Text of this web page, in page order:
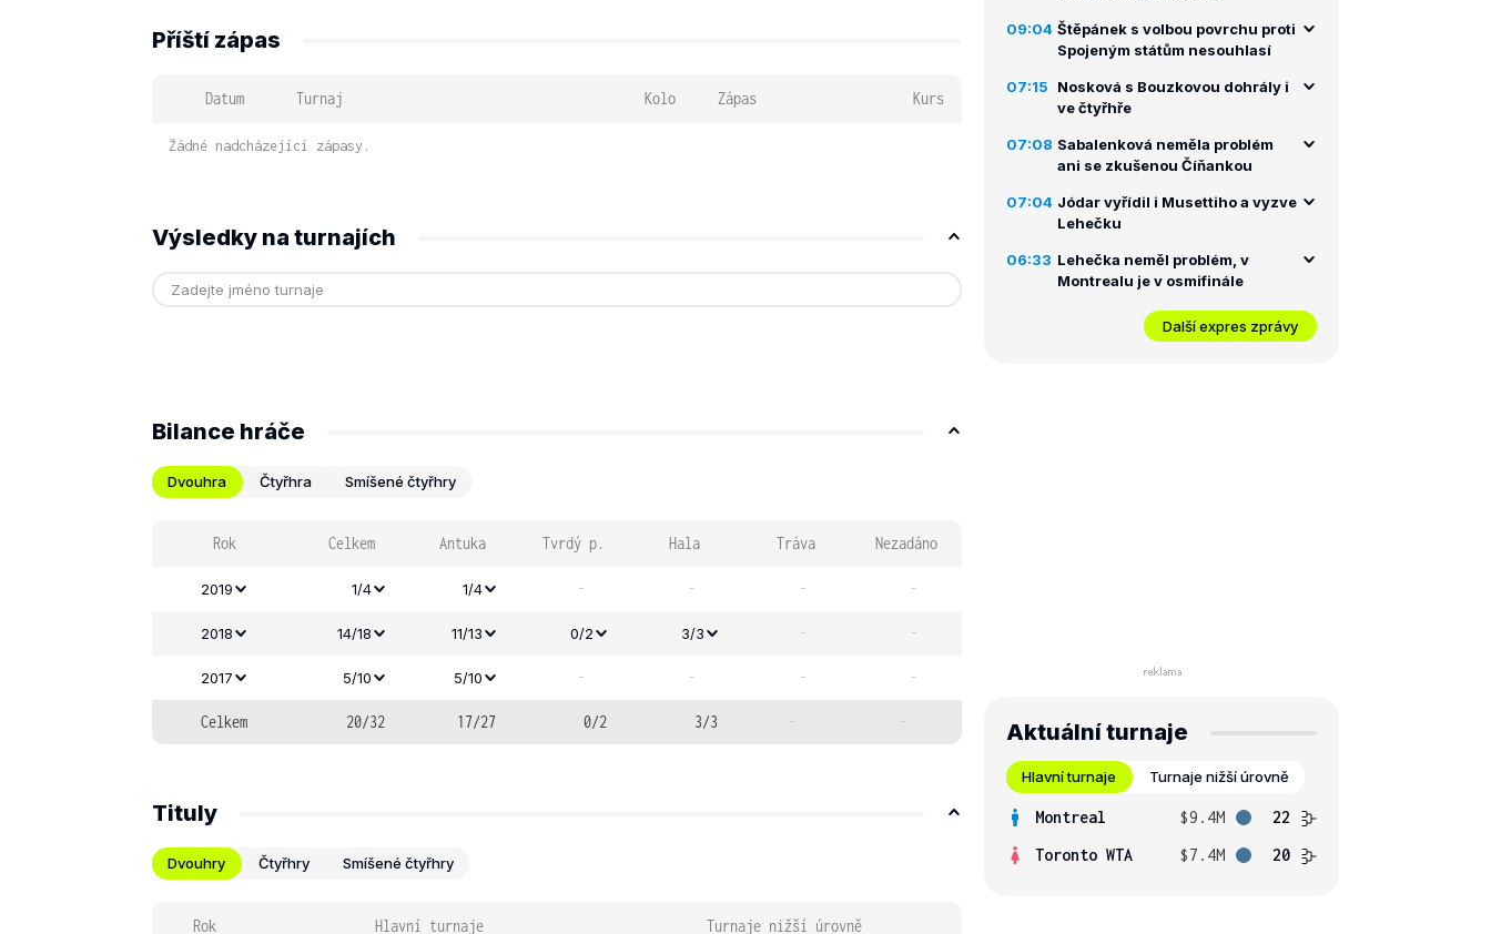
Příští zápas
Datum Turnaj Kolo Zápas Kurs
Žádné nadcházející zápasy.
Výsledky na turnajích
Bilance hráče
Dvouhra Čtyřhra Smíšené čtyřhry
Rok Celkem Antuka Tvrdý p. Hala Tráva Nezadáno
2019 1/4 1/4 - - - -
2018 14/18 11/13 0/2 3/3 - -
2017 5/10 5/10 - - - -
Celkem 20/32 17/27 0/2 3/3 - -
Tituly
Dvouhry Čtyřhry Smíšené čtyřhry
Rok Hlavní turnaje Turnaje nižší úrovně
09:04 Štěpánek s volbou povrchu proti
Spojeným státům nesouhlasí
07:15
Nosková s Bouzkovou dohrály i
ve čtyřhře
07:08 Sabalenková neměla problém
ani se zkušenou Číňankou
07:04 Jódar vyřídil i Musettiho a vyzve
Lehečku
06:33 Lehečka neměl problém, v
Montrealu je v osmifinále
Další expres zprávy
Aktuální turnaje
Hlavní turnaje Turnaje nižší úrovně
Montreal $9.4M
22
Toronto WTA
$7.4M 20